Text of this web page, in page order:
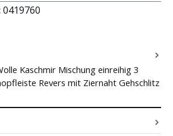
0419760
Kaschmir Mischung einreihig 3
Revers mit Ziernaht Gehschlitz